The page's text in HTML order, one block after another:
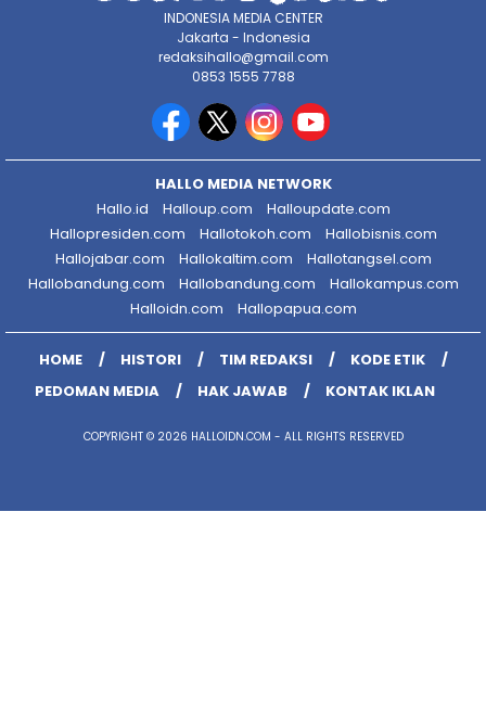
INDONESIA MEDIA CENTER
Jakarta - Indonesia
redaksihallo@gmail.com
0853 1555 7788
HALLO MEDIA NETWORK
Hallo.id
Halloup.com
Halloupdate.com
Hallopresiden.com
Hallotokoh.com
Hallobisnis.com
Hallojabar.com
Hallokaltim.com
Hallotangsel.com
Hallobandung.com
Hallobandung.com
Hallokampus.com
Halloidn.com
Hallopapua.com
HOME HISTORI TIM REDAKSI
KODE ETIK
PEDOMAN MEDIA
HAK JAWAB KONTAK IKLAN
COPYRIGHT © 2026 HALLOIDN.COM - ALL RIGHTS RESERVED